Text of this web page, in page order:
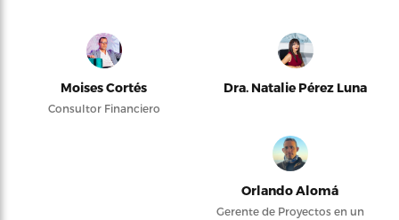
Moises Cortés
Consultor Financiero
Dra. Natalie Pérez Luna
Orlando Alomá
Gerente de Proyectos en un